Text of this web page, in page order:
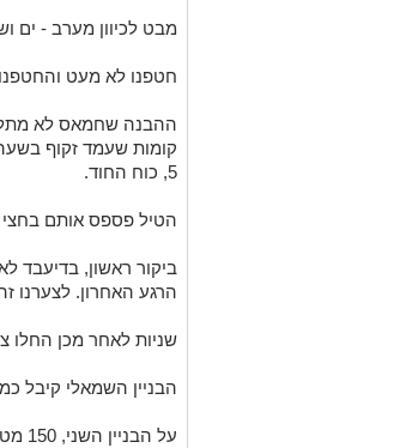
מבט לכיוון מערב - ים
חטפנו לא מעט
ההבנה שחמאס לא
5, כוח החוד.
הטיל פספס אותם
ביקור ראשון, בדיעבד
הרגע האחרון. לצערנו
שניות לאחר מכן החלו
הבניין השמאלי קיבל
על